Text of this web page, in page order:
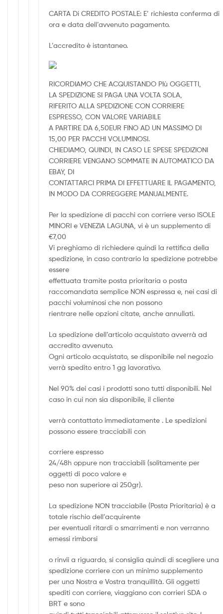
CARTA Di CREDITO POSTALE: E’ richiesta conferma di
ora e data dell’avvenuto pagamento.
L’accredito è istantaneo.
RICORDIAMO CHE ACQUISTANDO PIù OGGETTI,
LA SPEDIZIONE SI PAGA UNA VOLTA SOLA,
RIFERITO ALLA SPEDIZIONE CON CORRIERE
ESPRESSO, CON VALORE VARIABILE
A PARTIRE DA 6,50EUR FINO AD UN MASSIMO DI
15,00 PER PACCHI VOLUMINOSI.
CHIEDIAMO, QUINDI, IN CASO LE SPESE SPEDIZIONI
CORRIERE VENGANO SOMMATE IN AUTOMATICO DA
EBAY, DI
CONTATTARCI PRIMA DI EFFETTUARE IL PAGAMENTO,
IN MODO DA CORREGGERE MANUALMENTE.
Per la spedizione di pacchi con corriere verso ISOLE
MINORI e VENEZIA LAGUNA, vi è un supplemento di
€7,00
Vi preghiamo di richiedere quindi la rettifica della
spedizione, in caso contrario la spedizione potrebbe
essere
effettuata tramite posta prioritaria o posta
raccomandata semplice NON espressa e, nei casi di
pacchi voluminosi che non possono
rientrare nelle opzioni citate, anche annullati.
La spedizione dell’articolo acquistato avverrà ad
accredito avvenuto.
Ogni articolo acquistato, se disponibile nel negozio
verrà spedito entro 1 gg lavorativo.
Nel 90% dei casi i prodotti sono tutti disponibili. Nel
caso in cui non sia disponibile, il cliente
verrà contattato immediatamente . Le spedizioni
possono essere tracciabili con
corriere espresso
24/48h oppure non tracciabili (solitamente per
oggetti di poco valore e
peso non superiore ai 250gr).
La spedizione NON tracciabile (Posta Prioritaria) è a
totale rischio dell’acquirente
per eventuali ritardi o smarrimenti e non verranno
emessi rimborsi
o rinvii a riguardo, si consiglia quindi di scegliere una
spedizione corriere con un minimo supplemento
per una Nostra e Vostra tranquillità. Gli oggetti
spediti con corriere, viaggiano con corrieri SDA o
BRT e sono